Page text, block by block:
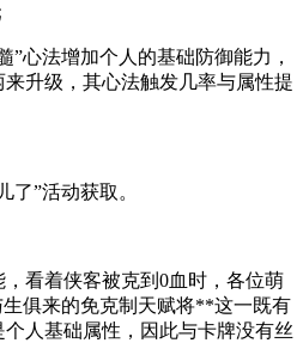
”心法增加个人的基础防御能力，
升级，其心法触发几率与属性提
了”活动获取。
看着侠客被克到0血时，各位萌
俱来的免克制天赋将**这一既有
人基础属性，因此与卡牌没有丝